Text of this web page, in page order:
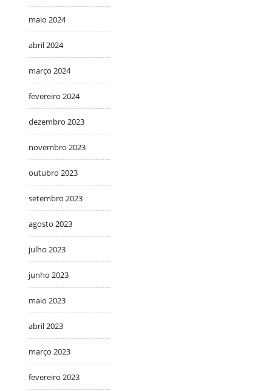
maio 2024
abril 2024
março 2024
fevereiro 2024
dezembro 2023
novembro 2023
outubro 2023
setembro 2023
agosto 2023
julho 2023
junho 2023
maio 2023
abril 2023
março 2023
fevereiro 2023